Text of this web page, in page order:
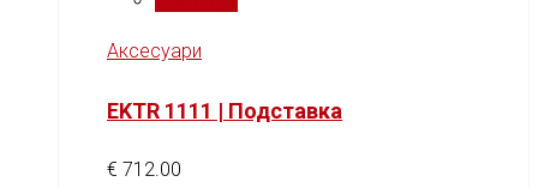
Аксесуари
EKTR 1111 | Подставка
€ 712.00